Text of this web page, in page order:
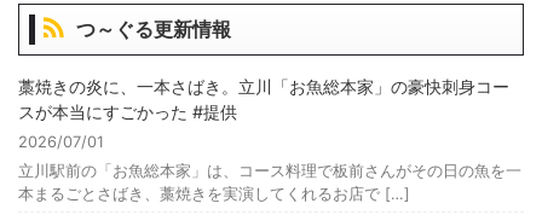
つ～ぐる更新情報
藁焼きの炎に、一本さばき。立川「お魚総本家」の豪快刺身コー
スが本当にすごかった #提供
2026/07/01
立川駅前の「お魚総本家」は、コース料理で板前さんがその日の魚を一
本まるごとさばき、藁焼きを実演してくれるお店で […]